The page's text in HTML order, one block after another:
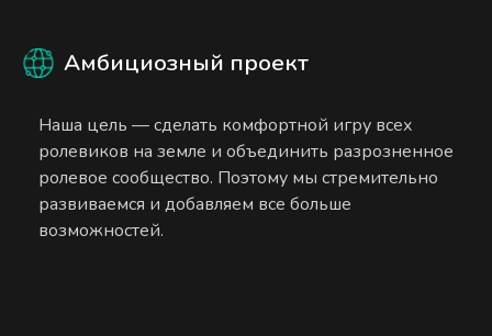
Амбициозный проект
Наша цель — сделать комфортной игру всех
ролевиков на земле и объединить разрозненное
ролевое сообщество. Поэтому мы стремительно
развиваемся и добавляем все больше
возможностей.